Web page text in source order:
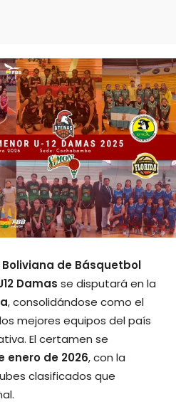
Boliviana de Básquetbol
Damas se disputará en la
, consolidándose como el
mejores equipos del país
El certamen se
enero de 2026, con la
clasificados que